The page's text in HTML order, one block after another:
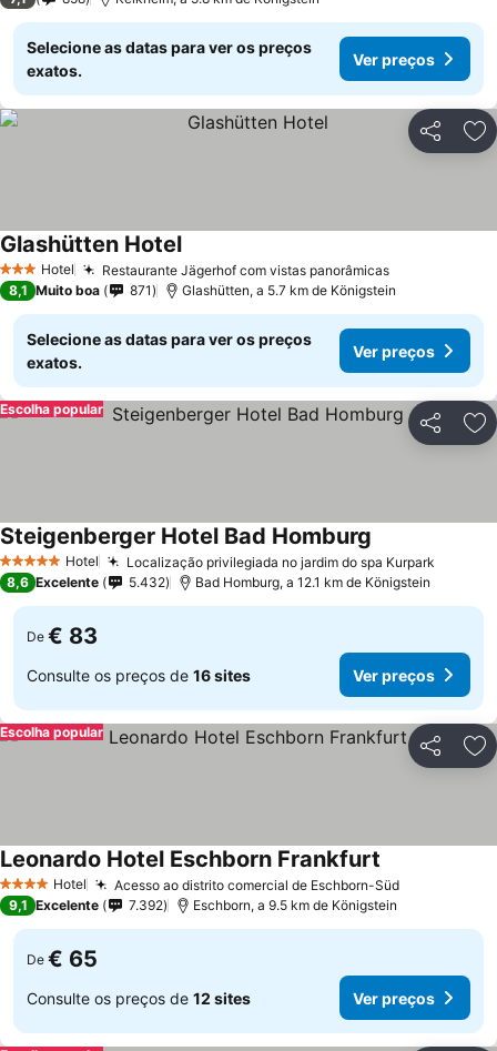
Selecione as datas para ver os preços
exatos.
Ver preços
Partilhar
3 EstrelasHotel Restaurante Jägerhof com vistas panorâmicas
Glashütten Hotel
8,1 Muito boa 871 Glashütten, a 5.7 km de Königstein
Selecione as datas para ver os preços
exatos.
Ver preços
Partilhar
Escolha popular
5 Estrelas Hotel Localização privilegiada no jardim do spa Kurpark
Steigenberger Hotel Bad Homburg
8,6 Excelente 5.432 Bad Homburg, a 12.1 km de Königstein
De € 83
Consulte os preços de 16 sites Ver preços
Partilhar
Escolha popular
4 EstrelasHotel Acesso ao distrito comercial de Eschborn-Süd
Leonardo Hotel Eschborn Frankfurt
9,1 Excelente 7.392 Eschborn, a 9.5 km de Königstein
De € 65
Consulte os preços de 12 sites Ver preços